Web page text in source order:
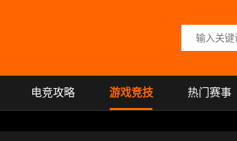
搜索关键词
电竞攻略 游戏竞技 热门赛事